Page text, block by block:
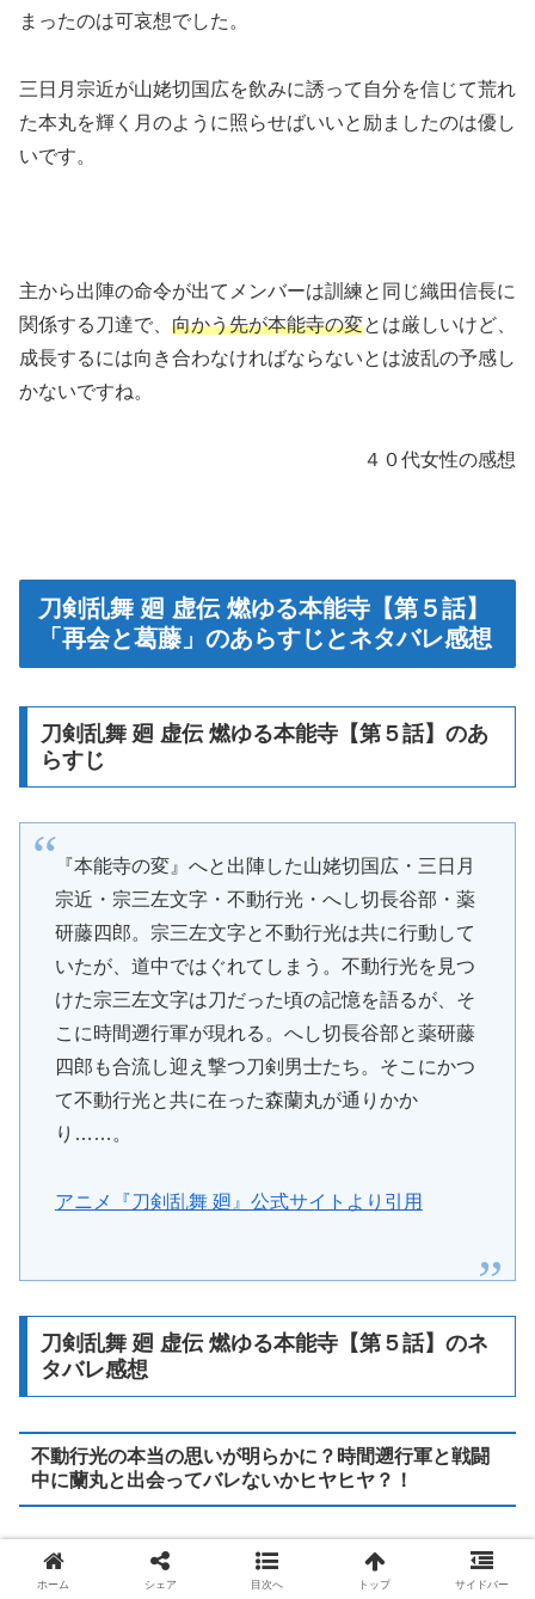
まったのは可哀想でした。
三日月宗近が山姥切国広を飲みに誘って自分を信じて荒れ
た本丸を輝く月のように照らせばいいと励ましたのは優し
いです。
主から出陣の命令が出てメンバーは訓練と同じ織田信長に
関係する刀達で、 向かう先が本能寺の変とは厳しいけど、
成長するには向き合わなければならないとは波乱の予感し
かないですね。
４０代女性の感想
刀剣乱舞 廻 虚伝 燃ゆる本能寺【第５話】
「再会と葛藤」のあらすじとネタバレ感想
刀剣乱舞 廻 虚伝 燃ゆる本能寺【第５話】のあ
らすじ
『本能寺の変』へと出陣した山姥切国広・三日月
宗近・宗三左文字・不動行光・へし切長谷部・薬
研藤四郎。宗三左文字と不動行光は共に行動して
いたが、道中ではぐれてしまう。不動行光を見つ
けた宗三左文字は刀だった頃の記憶を語るが、そ
こに時間遡行軍が現れる。へし切長谷部と薬研藤
四郎も合流し迎え撃つ刀剣男士たち。そこにかつ
て不動行光と共に在った森蘭丸が通りかか
り……。
アニメ『刀剣乱舞 廻』公式サイトより引用
刀剣乱舞 廻 虚伝 燃ゆる本能寺【第５話】のネ
タバレ感想
不動行光の本当の思いが明らかに？時間遡行軍と戦闘
中に蘭丸と出会ってバレないかヒヤヒヤ？！
天正八年の安土城で蘭丸が歩いていると明智光秀に声を掛
けられ信長から不動行光を貰ったと言うと、光秀は信長に
ホーム シェア 目次へ トップ サイドバー